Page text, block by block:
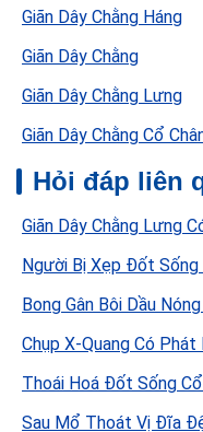
Giãn Dây Chằng Háng
Giãn Dây Chằng
Giãn Dây Chằng Lưng
Giãn Dây Chằng Cổ
Hỏi đáp liên
Giãn Dây Chằng Lưng
Người Bị Xẹp Đốt Sống
Bong Gân Bôi Dầu
Chụp X-Quang Có
Thoái Hoá Đốt Sống
Sau Mổ Thoát Vị Đĩa